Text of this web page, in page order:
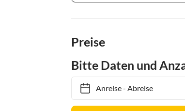
Preise
Bitte Daten und
Anreise- Abreise